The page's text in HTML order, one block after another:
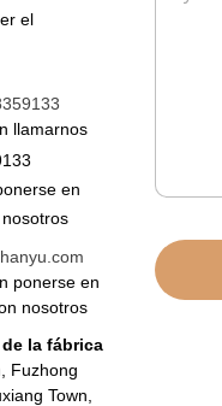
el
llamarnos
en
ponerse en
nosotros
la fábrica
Fuzhong
Town,
c